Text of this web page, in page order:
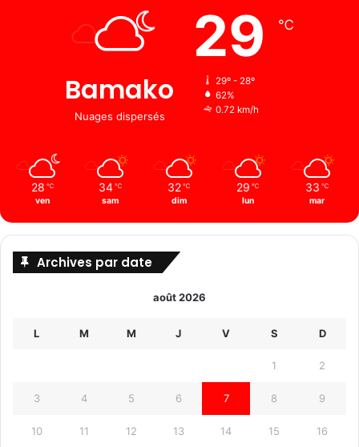
Bamako
Nuages ​​dispersés
29 ℃
29º - 28º
62%
0.72 km/h
28 ℃
ven
34 ℃
sam
32 ℃
dim
29 ℃
lun
33 ℃
mar
Archives par date
août 2026
L M M J V S D
1 2
3 4 5 6 7 8 9
10 11 12 13 14 15 16